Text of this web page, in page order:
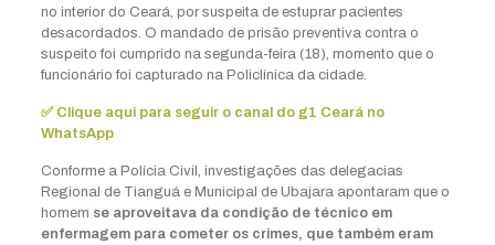
no interior do Ceará, por suspeita de estuprar pacientes
desacordados. O mandado de prisão preventiva contra o
suspeito foi cumprido na segunda-feira (18), momento que o
funcionário foi capturado na Policlínica da cidade.
✅ Clique aqui para seguir o canal do g1 Ceará no
WhatsApp
Conforme a Polícia Civil, investigações das delegacias
Regional de Tianguá e Municipal de Ubajara apontaram que o
homem se aproveitava da condição de técnico em
enfermagem para cometer os crimes, que também eram